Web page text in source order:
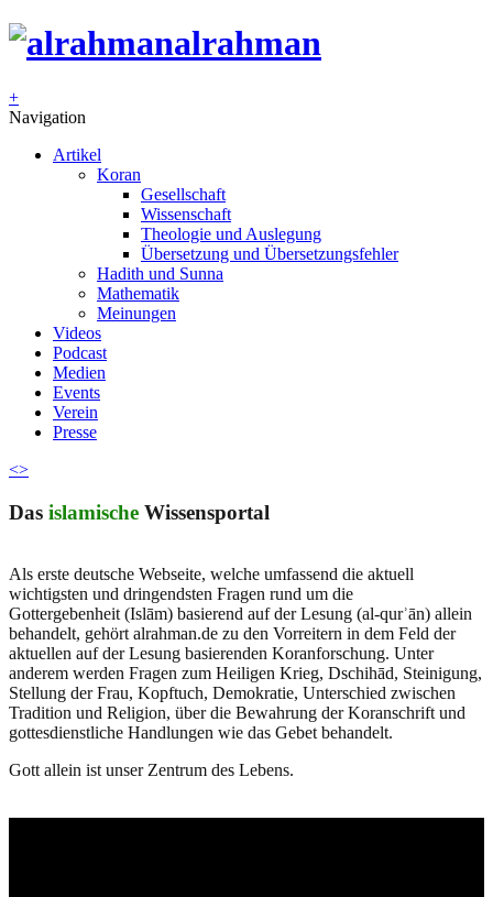
alrahman
+
Navigation
Artikel
Koran
Gesellschaft
Wissenschaft
Theologie und Auslegung
Übersetzung und Übersetzungsfehler
Hadith und Sunna
Mathematik
Meinungen
Videos
Podcast
Medien
Events
Verein
Presse
<>
Das islamische Wissensportal
Als erste deutsche Webseite, welche umfassend die aktuell
wichtigsten und dringendsten Fragen rund um die
Gottergebenheit (Islām) basierend auf der Lesung (al-qurʾān) allein
behandelt, gehört alrahman.de zu den Vorreitern in dem Feld der
aktuellen auf der Lesung basierenden Koranforschung. Unter
anderem werden Fragen zum Heiligen Krieg, Dschihād, Steinigung,
Stellung der Frau, Kopftuch, Demokratie, Unterschied zwischen
Tradition und Religion, über die Bewahrung der Koranschrift und
gottesdienstliche Handlungen wie das Gebet behandelt.
Gott allein ist unser Zentrum des Lebens.